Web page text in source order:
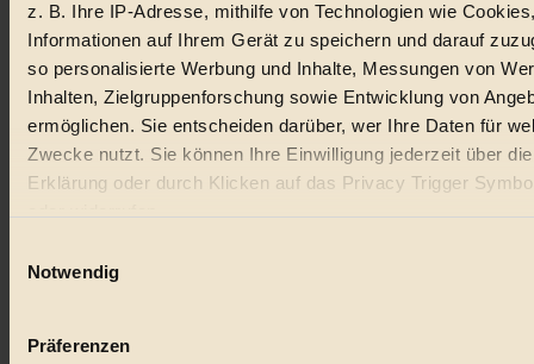
z. B. Ihre IP-Adresse, mithilfe von Technologien wie
Informationen auf Ihrem Gerät zu speichern und darauf
so personalisierte Werbung und Inhalte, Messungen von
Inhalten, Zielgruppenforschung sowie Entwicklung von
ermöglichen. Sie entscheiden darüber, wer Ihre Daten für
Zwecke nutzt. Sie können Ihre Einwilligung jederzeit über
Erklärung oder durch Klicken auf das Privacy Trigger
Wenn Sie es erlauben, würden wir auch gerne:
Ihr Gerät durch aktives Scannen nach bestimmten
Notwendig
Präferenzen
Social Media
22.601 Fans auf Facebook
3.415 Follower auf Twitter
Folge uns auf Instagram
Themen
Bio
#
Nachhaltigkeit